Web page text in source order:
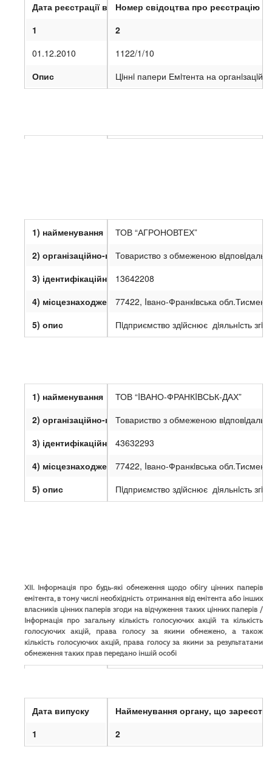
Номер свідоцтва про реєстрацію
2
1122/1/10
Цiннi папери Емiтента на
Дата реєстрації випуску
1
01.12.2010
Опис
ТОВ “АГРОНОВТЕХ”
Товариство з обмеженою
13642208
77422, Iвано-Франкiвська
Пiдприємство здiйснює дiяльнiсть
1) найменування
2) організаційно-правова форма
3) ідентифікаційний код юридичної особи
4) місцезнаходження
5) опис
ТОВ “IВАНО-ФРАНКIВСЬК-ДАХ”
Товариство з обмеженою
43632293
77422, Iвано-Франкiвська
Пiдприємство здiйснює дiяльнiсть
1) найменування
2) організаційно-правова форма
3) ідентифікаційний код юридичної особи
4) місцезнаходження
5) опис
XII. Інформація про будь-які обмеження щодо обігу цінних паперів
емітента, в тому числі необхідність отримання від емітента або інших
власників цінних паперів згоди на відчуження таких цінних паперів /
Інформація про загальну кількість голосуючих акцій та кількість
голосуючих акцій, права голосу за якими обмежено, а також
кількість голосуючих акцій, права голосу за якими за результатами
обмеження таких прав передано іншій особі
Найменування органу, що
2
Дата випуску
1